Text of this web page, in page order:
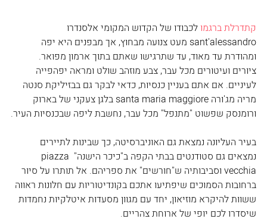
קתדרלת ברגמו לכבודו של הקדוש המקומי אלסנדרו
sant'alessandro מעט צנועה מבחוץ, אך מבפנים היא יפה
ומהודרת עד מאוד, עד שתרגישו שאתם בתוך ארמון מפואר.
ציורים ועיטורים מכל עבר, צבע מוזהב שולט ומראה יפהפייה
לעיניים. אם אתם בעניין כנסיות, כדאי לבקר גם בבזיליקת סנטה
מריה מג'ורה santa maria maggiore בלגן צעקני של בארוק
ורומנסק שפשוט "מתנפל" מכל עבר, נחשבת ליפה שבכנסיות העיר.
בעיר העליונה נמצאת גם האוניברסיטה, כך שבינות לתיירים
נמצאים גם סטודנטים בבתי הקפה ב"כיכר הישנה" piazza
vecchia וסביבותיה ש"חורשים" את ספריהם. אל תותרו על סיור
ברחובות הסמוכים שיפתיעו אתכם בקונדיטוריות עם חלונות ראווה
ששוות להיקרא מוזיאון, יחד עם מגוון מסעדות איטלקיות נחמדות
שיסדרו לכם יופי של ארוחת צהריים.